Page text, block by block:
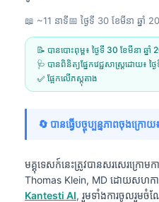
📖 ~11 នាទី📅 ថ្ងៃទី 30 ខែមីនា ឆ្នាំ
📝 បានបោះពុម្ព៖ ថ្ងៃទី 30 ខែមីនា ឆ្នាំ
🩺 បានពិនិត្យផ្នែកវេជ្ជសាស្ត្រដោយ៖ ថ្ង
✅ ផ្អែកលើភស្តុតាង
🔄 បានធ្វើបច្ចុប្បន្នភាពចុងក្រោយ
មគ្គុទេសក៍នេះត្រូវបានសរសេរក្រោម
Thomas Klein, MD ដោយសហកា
Kantesti AI, រួមទាំងការចូលរួមចំណ